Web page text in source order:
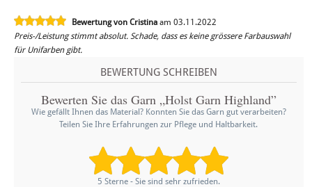
Bewertung von Cristina am 03.11.2022
Preis-/Leistung stimmt absolut. Schade, dass es keine grössere Farbauswahl
für Unifarben gibt.
BEWERTUNG SCHREIBEN
Bewerten Sie das Garn „Holst Garn Highland”
Wie gefällt Ihnen das Material? Konnten Sie das Garn gut verarbeiten?
Teilen Sie Ihre Erfahrungen zur Pflege und Haltbarkeit.
5 Sterne - Sie sind sehr zufrieden.